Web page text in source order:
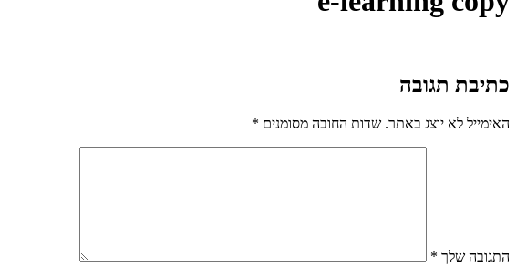
כתיבת תגובה
האימייל לא יוצג באתר. שדות החובה מסומנים *
התגובה שלך *